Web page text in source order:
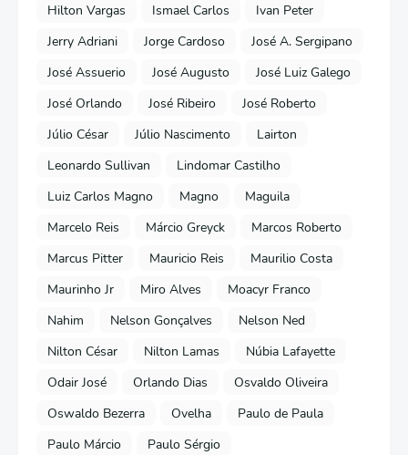
Hilton Vargas
Ismael Carlos
Ivan Peter
Jerry Adriani
Jorge Cardoso
José A. Sergipano
José Assuerio
José Augusto
José Luiz Galego
José Orlando
José Ribeiro
José Roberto
Júlio César
Júlio Nascimento
Lairton
Leonardo Sullivan
Lindomar Castilho
Luiz Carlos Magno
Magno
Maguila
Marcelo Reis
Márcio Greyck
Marcos Roberto
Marcus Pitter
Mauricio Reis
Maurilio Costa
Maurinho Jr
Miro Alves
Moacyr Franco
Nahim
Nelson Gonçalves
Nelson Ned
Nilton César
Nilton Lamas
Núbia Lafayette
Odair José
Orlando Dias
Osvaldo Oliveira
Oswaldo Bezerra
Ovelha
Paulo de Paula
Paulo Márcio
Paulo Sérgio